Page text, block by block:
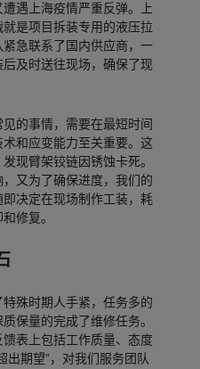
遇上海疫情严重反弹。上
是项目拆装专用的液压拉
急联系了国内供应商，一
及时送往现场，确保了现
的事情，需要在最短时间
和应变能力至关重要。这
现臂架铰链因锈蚀卡死。
又为了确保进度，我们的
决定在现场制作工装，耗
修复。
特殊时期人手紧，任务多的
保量的完成了维修任务。
表上包括工作质量、态度
出期望”，对我们服务团队